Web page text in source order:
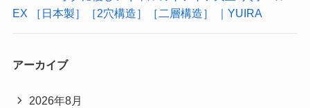
EX ［日本製］［2穴構造］［二層構造］ ｜YUIRA
アーカイブ
2026年8月